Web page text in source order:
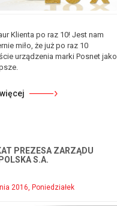
Klienta po raz 10! Jest nam
miło, że już po raz 10
urządzenia marki Posnet jako
PREZESA ZARZĄDU
S.A.
2016, Poniedziałek